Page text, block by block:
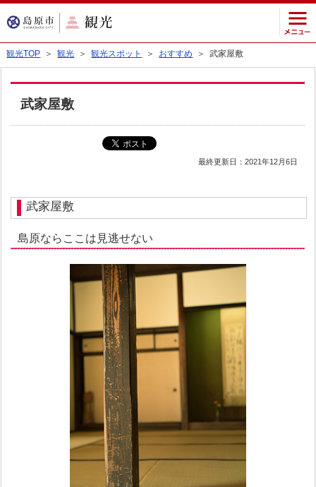
観光TOP ＞観光 ＞観光スポット ＞ おすすめ ＞ 武家屋敷
武家屋敷
最終更新日：2021年12月6日
武家屋敷
島原ならここは見逃せない